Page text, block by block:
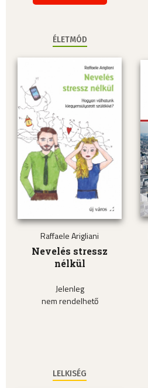
ÉLETMÓD
Raffaele Arigliani
Nevelés stressz
nélkül
Jelenleg
nem rendelhető
LELKISÉG